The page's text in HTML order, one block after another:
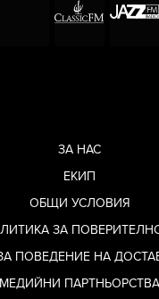
ЗА НАС
ЕКИП
ОБЩИ УСЛОВИЯ
ЗА
ПОВЕДЕНИЕ НА
МЕДИЙНИ ПАРТНЬОРСТВА